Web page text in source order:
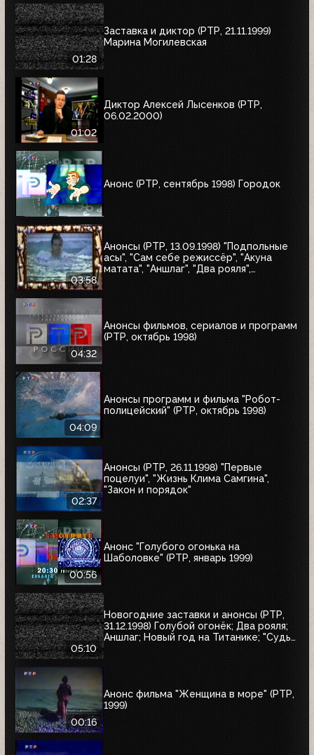
01:28
Заставка и диктор (РТР, 21.11.1999)
Марина Могилевская
01:02
Диктор Алексей Лысенков (РТР,
06.02.2000)
Анонс (РТР, сентябрь 1998) Городок
03:58
Анонсы (РТР, 13.09.1998) "Подпольные
асы", "Сам себе режиссёр", "Акуна
матата", "Аншлаг", "Два рояля",
04:32
Анонсы фильмов, сериалов и программ
(РТР, октябрь 1998)
04:09
Анонсы программ и фильма "Робот-
полицейский" (РТР, октябрь 1998)
02:37
Анонсы (РТР, 26.11.1998) "Первые
поцелуи", "Жизнь Клима Самгина",
"Закон и порядок"
00:56
Анонс "Голубого огонька на
Шаболовке" (РТР, январь 1999)
05:10
Новогодние заставки и анонсы (РТР,
31.12.1998) Голубой огонёк; Два рояля;
Аншлаг; Новый год на Титанике; "Судья
00:16
Анонс фильма "Женщина в море" (РТР,
1999)